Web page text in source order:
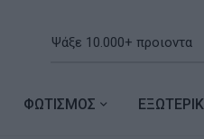
ΦΩΤΙΣΜΟΣ